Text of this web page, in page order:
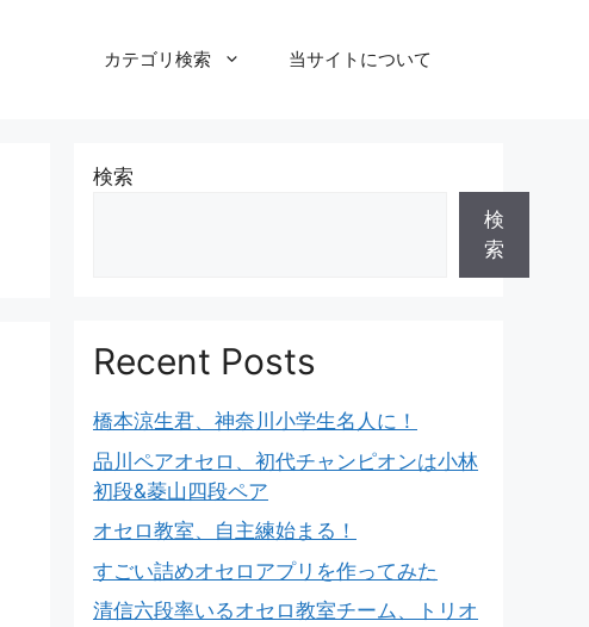
カテゴリ検索 当サイトについて
検索
検
索
Recent Posts
橋本涼生君、神奈川小学生名人に！
品川ペアオセロ、初代チャンピオンは小林
初段&菱山四段ペア
オセロ教室、自主練始まる！
すごい詰めオセロアプリを作ってみた
清信六段率いるオセロ教室チーム、トリオ